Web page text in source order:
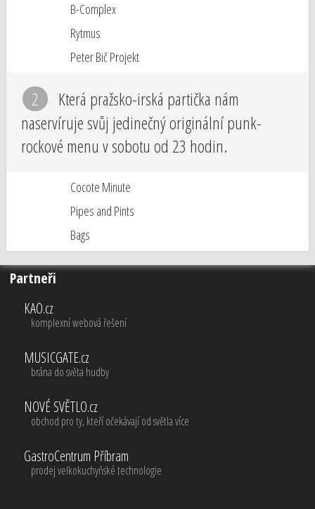
B-Complex
Rytmus
Peter Bič Projekt
2
Která pražsko-irská partička nám
naservíruje svůj jedinečný originální punk-
rockové menu v sobotu od 23 hodin.
Cocote Minute
Pipes and Pints
Bags
Partneři
KAO.cz
komplexní webová řešení
MUSICGATE.cz
brána do světa hudby
NOVÉ SVĚTLO.cz
obchod pro ty, kteří očekávají od světla více
GastroCentrum Příbram
prodej velkokuchyňské technologie